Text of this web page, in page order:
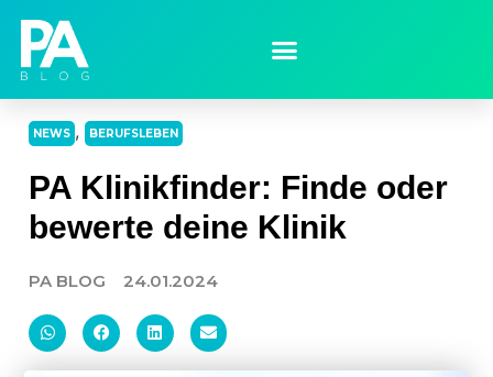
NEWS , BERUFSLEBEN
PA Klinikfinder: Finde oder
bewerte deine Klinik
PA BLOG 24.01.2024